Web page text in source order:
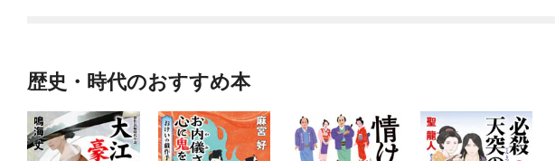
歴史・時代のおすすめ本